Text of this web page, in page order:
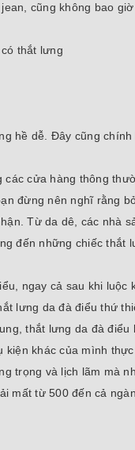
cũng không bao
thắt lưng
hề dễ. Đây cũng chính
cửa hàng thông
đừng nên nghĩ rằng
Từ da dê, các nhà
đến những chiếc thắt
ngay cả sau khi luộc
lưng da đà điểu thứ
thắt lưng da đà điểu
khác của mình thực
trọng và lịch lãm mà
mất từ 500 đến cả